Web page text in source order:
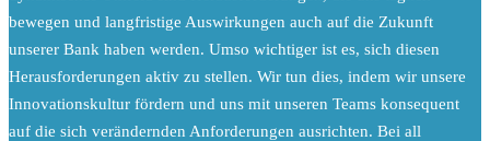
bewegen und langfristige Auswirkungen auch auf die Zukunft
unserer Bank haben werden. Umso wichtiger ist es, sich diesen
Herausforderungen aktiv zu stellen. Wir tun dies, indem wir unsere
Innovationskultur fördern und uns mit unseren Teams konsequent
auf die sich verändernden Anforderungen ausrichten. Bei all